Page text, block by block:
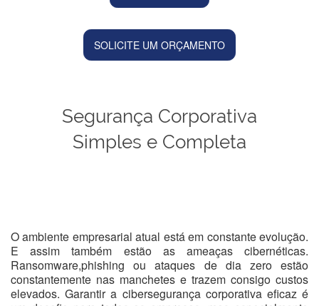
SOLICITE UM ORÇAMENTO
Segurança Corporativa
Simples e Completa
O ambiente empresarial atual está em constante evolução.
E assim também estão as ameaças cibernéticas.
Ransomware,phishing ou ataques de dia zero estão
constantemente nas manchetes e trazem consigo custos
elevados. Garantir a cibersegurança corporativa eficaz é